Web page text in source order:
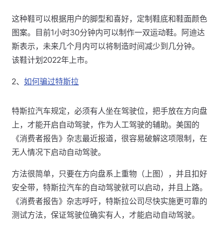
这种鞋可以根据用户的脚型和喜好，定制鞋底和鞋面颜色
图案。目前1小时30分钟内可以制作一双运动鞋。阿迪达
斯表示，未来几个月内可以将制造时间减少到几分钟。
该鞋计划2022年上市。
2、 如何骗过特斯拉
特斯拉汽车规定，必须有人坐在驾驶位，把手放在方向盘
上，才能开启自动驾驶，作为人工驾驶的辅助。美国的
《消费者报告》杂志最近报道，很容易破解这项限制，在
无人情况下启动自动驾驶。
方法很简单，只要在方向盘系上重物（上图），并且扣好
安全带，特斯拉汽车的自动驾驶就可以启动，并且上路。
《消费者报告》杂志呼吁，特斯拉公司尽快实施更可靠的
测试方法，保证驾驶位确实有人，才能启动自动驾驶。